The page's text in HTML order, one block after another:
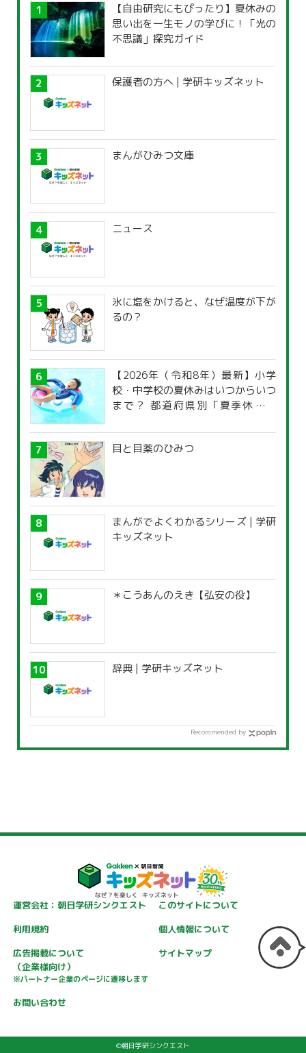
【自由研究にもぴったり】夏休みの
思い出を一生モノの学びに！「光の
不思議」探究ガイド
保護者の方へ | 学研キッズネット
まんがひみつ文庫
ニュース
氷に塩をかけると、なぜ温度が下が
るの？
【2026年（令和8年）最新】小学
校・中学校の夏休みはいつからいつ
まで？ 都道府県別「夏季休暇一
目と目薬のひみつ
まんがでよくわかるシリーズ | 学研
キッズネット
＊こうあんのえき【弘安の役】
辞典 | 学研キッズネット
Recommended by
運営会社：朝日学研シンクエスト
このサイトについて
利用規約
個人情報について
広告掲載について
（企業様向け）
※パートナー企業のページに遷移します
サイトマップ
お問い合わせ
©朝日学研シンクエスト